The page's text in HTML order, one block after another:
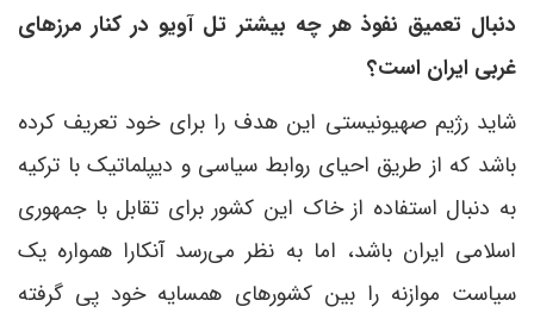
دنبال تعمیق نفوذ هر چه بیشتر تل آویو در کنار مرزهای
غربی ایران است؟
شاید رژیم صهیونیستی این هدف را برای خود تعریف کرده
باشد که از طریق احیای روابط سیاسی و دیپلماتیک با ترکیه
به دنبال استفاده از خاک این کشور برای تقابل با جمهوری
اسلامی ایران باشد، اما به نظر می‌رسد آنکارا همواره یک
سیاست موازنه را بین کشورهای همسایه خود پی گرفته